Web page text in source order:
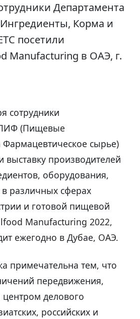
Департамента
Корма и
посетили
Manufacturing в ОАЭ, г.
сотрудники
(Пищевые
сырье)
выставку производителей
оборудования,
различных сферах
и готовой пищевой
Manufacturing 2022,
ежегодно в Дубае, ОАЭ.
примечательна тем, что
передвижения,
центром делового
российских и